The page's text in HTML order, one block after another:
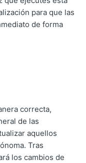
para que las
de forma
correcta,
de las
aquellos
Tras
los cambios de